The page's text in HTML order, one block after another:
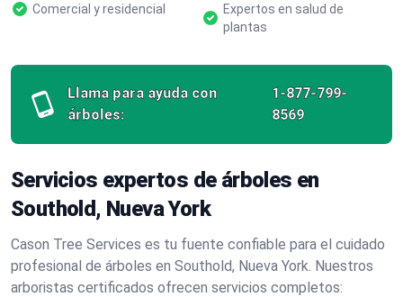
Comercial y residencial
Expertos en salud de
plantas
Llama para ayuda con
árboles:
1-877-799-
8569
Servicios expertos de árboles en
Southold, Nueva York
Cason Tree Services es tu fuente confiable para el cuidado
profesional de árboles en Southold, Nueva York. Nuestros
arboristas certificados ofrecen servicios completos: